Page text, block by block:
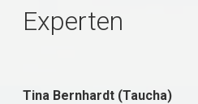
Experten
Tina Bernhardt (Taucha)